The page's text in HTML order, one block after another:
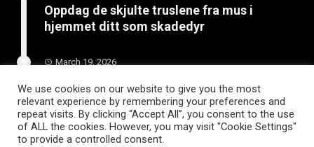
Oppdag de skjulte truslene fra mus i
hjemmet ditt som skadedyr
March 19, 2026
Slik vedlikeholder du tilhengeren for
langvarig bruk
We use cookies on our website to give you the most
relevant experience by remembering your preferences and
repeat visits. By clicking “Accept All”, you consent to the use
of ALL the cookies. However, you may visit "Cookie Settings"
to provide a controlled consent.